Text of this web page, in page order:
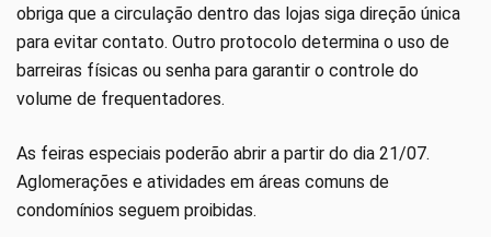
obriga que a circulação dentro das lojas siga direção única
para evitar contato. Outro protocolo determina o uso de
barreiras físicas ou senha para garantir o controle do
volume de frequentadores.
As feiras especiais poderão abrir a partir do dia 21/07.
Aglomerações e atividades em áreas comuns de
condomínios seguem proibidas.